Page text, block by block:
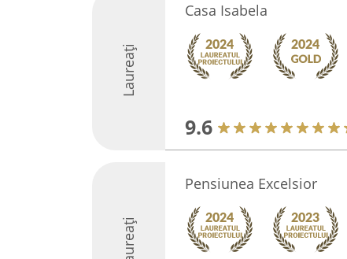
Laureați
Casa Isabela
9.6
Laureați
Pensiunea Excelsior